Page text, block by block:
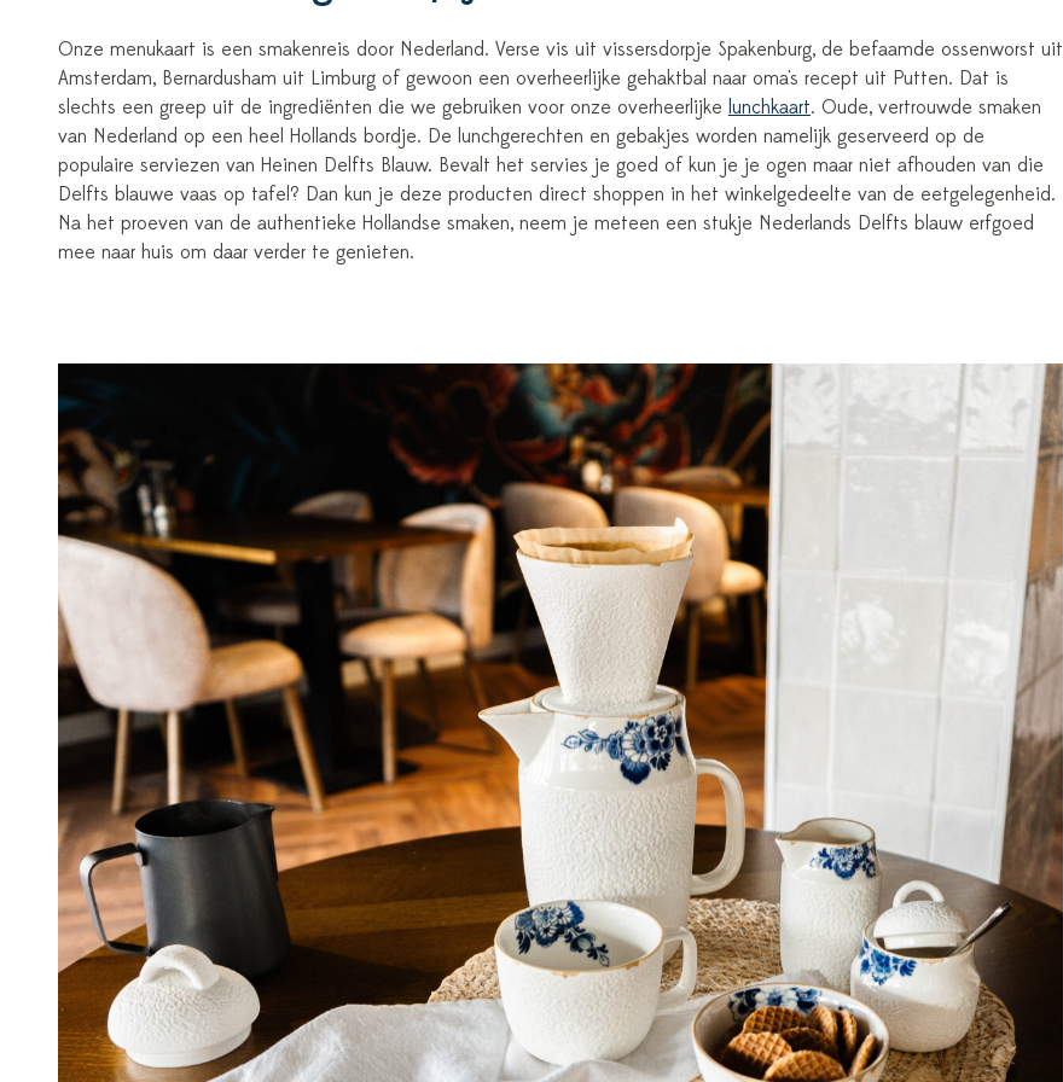
Onze menukaart is een smakenreis door Nederland. Verse vis uit vissersdorpje Spakenburg, de befaamde ossenworst uit
Amsterdam, Bernardusham uit Limburg of gewoon een overheerlijke gehaktbal naar oma's recept uit Putten. Dat is
slechts een greep uit de ingrediënten die we gebruiken voor onze overheerlijke lunchkaart. Oude, vertrouwde smaken
van Nederland op een heel Hollands bordje. De lunchgerechten en gebakjes worden namelijk geserveerd op de
populaire serviezen van Heinen Delfts Blauw. Bevalt het servies je goed of kun je je ogen maar niet afhouden van die
Delfts blauwe vaas op tafel? Dan kun je deze producten direct shoppen in het winkelgedeelte van de eetgelegenheid.
Na het proeven van de authentieke Hollandse smaken, neem je meteen een stukje Nederlands Delfts blauw erfgoed
mee naar huis om daar verder te genieten.